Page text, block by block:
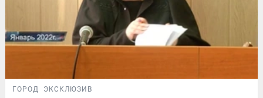
ГОРОД ЭКСКЛЮЗИВ